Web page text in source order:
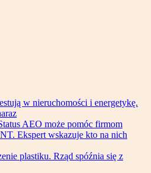
w nieruchomości i energetykę.
AEO może pomóc firmom
Ekspert wskazuje kto na nich
plastiku. Rząd spóźnia się z